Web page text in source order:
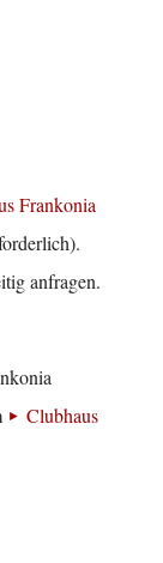
Frankonia
anfragen.
Clubhaus